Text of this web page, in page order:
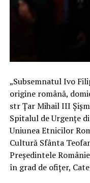
„Subsemnatul Ivo
origine română,
str Țar Mihail III
Spitalul de Urgențe
Uniunea Etnicilor
Cultură Sfânta
Președintele
în grad de ofițer,